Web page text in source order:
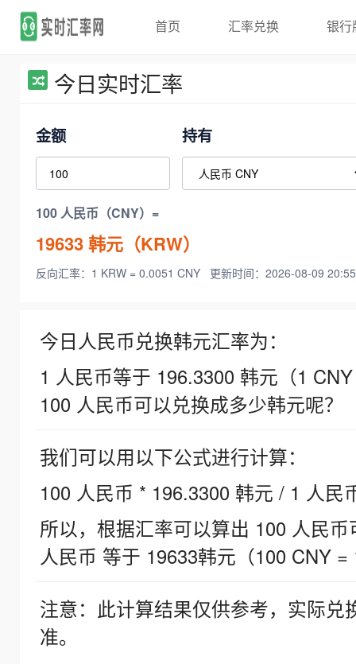
首页 汇率兑换 银行
今日实时汇率
金额 持有
100 人民币（CNY）=
19633韩元（KRW）
反向汇率：1 KRW = 0.0051 CNY 更新时间：2026-08-09
今日人民币兑换韩元汇率为：
1 人民币等于 196.3300 韩元（1
100 人民币可以兑换成多少韩元呢？
我们可以用以下公式进行计算：
100 人民币 * 196.3300 韩元 / 1 人民
所以，根据汇率可以算出 100 人民
人民币 等于 19633韩元（100 CNY =
注意：此计算结果仅供参考，实际
准。